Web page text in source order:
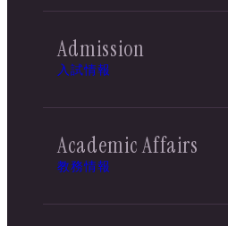
Admission
入試情報
Academic Affairs
教務情報